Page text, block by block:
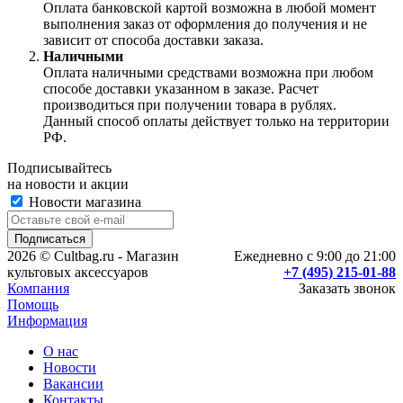
Оплата банковской картой возможна в любой момент
выполнения заказ от оформления до получения и не
зависит от способа доставки заказа.
Наличными
Оплата наличными средствами возможна при любом
способе доставки указанном в заказе. Расчет
производиться при получении товара в рублях.
Данный способ оплаты действует только на территории
РФ.
Подписывайтесь
на новости и акции
Новости магазина
Ежедневно с 9:00 до 21:00
+7 (495) 215-01-88
Заказать звонок
2026 © Cultbag.ru - Магазин
культовых аксессуаров
Компания
Помощь
Информация
О нас
Новости
Вакансии